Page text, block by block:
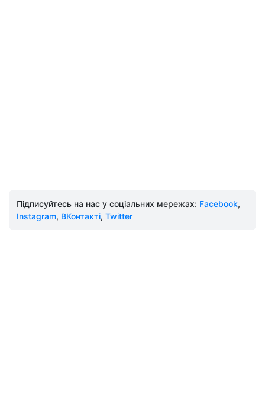
Підписуйтесь на нас у соціальних мережах: Facebook,
Instagram, ВКонтакті, Twitter